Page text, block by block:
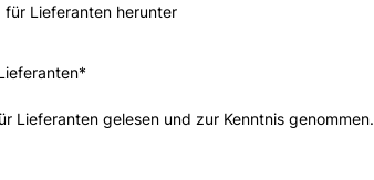
Lieferanten herunter
Lieferanten gelesen und zur Kenntnis genommen.